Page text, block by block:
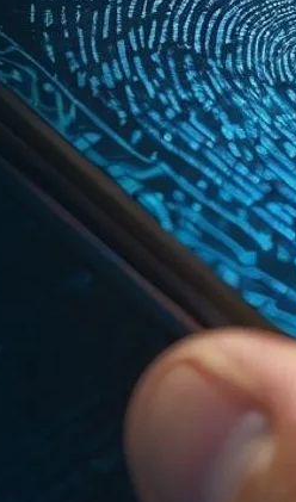
sem cartão, criando
que exploram vulnerabilidades
crédito próprio”e“contas falsas
ticket médio alto e ausência de
real: usuários em casa, à noite,
falha com mais frequência. Para